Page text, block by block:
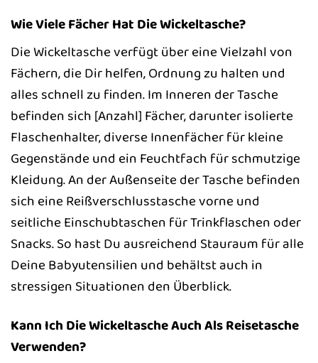
Wie Viele Fächer Hat Die Wickeltasche?
Die Wickeltasche verfügt über eine Vielzahl von
Fächern, die Dir helfen, Ordnung zu halten und
alles schnell zu finden. Im Inneren der Tasche
befinden sich [Anzahl] Fächer, darunter isolierte
Flaschenhalter, diverse Innenfächer für kleine
Gegenstände und ein Feuchtfach für schmutzige
Kleidung. An der Außenseite der Tasche befinden
sich eine Reißverschlusstasche vorne und
seitliche Einschubtaschen für Trinkflaschen oder
Snacks. So hast Du ausreichend Stauraum für alle
Deine Babyutensilien und behältst auch in
stressigen Situationen den Überblick.
Kann Ich Die Wickeltasche Auch Als Reisetasche
Verwenden?